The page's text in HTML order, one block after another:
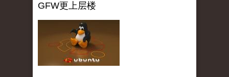
GFW更上层楼